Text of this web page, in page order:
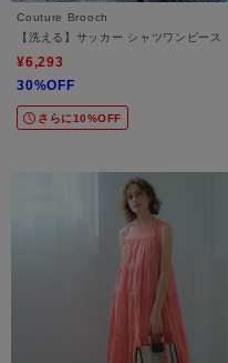
Couture Brooch
【洗える】サッカー シャツワンピース
¥6,293
30%OFF
さらに10%OFF